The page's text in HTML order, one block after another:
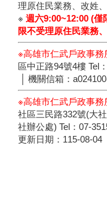
理原住民業務、改姓
※ 週六9:00~12:00 (僅
限不受理原住民業務
※高雄市仁武戶政事務
區中正路94號4樓 Tel
│ 機關信箱：
※高雄市仁武戶政事務
社區三民路332號(大
社辦公處) Tel：07-
更新日期： 115-08-04